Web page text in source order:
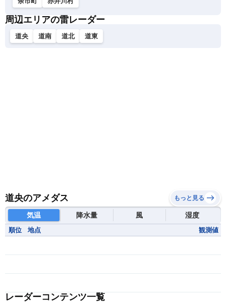
周辺エリアの雷レーダー
道央 道南 道北 道東
道央のアメダス もっと見る
気温 降水量 風 湿度
順位 地点 観測値
レーダーコンテンツ一覧